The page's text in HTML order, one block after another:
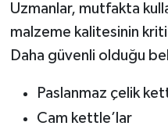
Uzmanlar, mutfakta
malzeme kalitesinin
Daha güvenli olduğu
Paslanmaz çelik
Cam kettle’lar